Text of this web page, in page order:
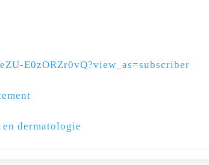
E0zORZr0vQ?view_as=subscriber
dermatologie